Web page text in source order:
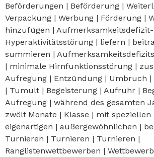
Beförderungen | Beförderung |
Verpackung | Werbung | Förderung |
hinzufügen | Aufmerksamkeitsdefizit-
Hyperaktivitätsstörung | liefern |
summieren |
| minimale Hirnfunktionsstörung |
Aufregung | Entzündung | Umbruch |
| Tumult | Begeisterung | Aufruhr |
Aufregung | während des gesamten
zwölf Monate | Klasse | mit speziellen
eigenartigen | außergewöhnlichen |
Turnieren | Turnieren | Turnieren |
Ranglistenwettbewerben |